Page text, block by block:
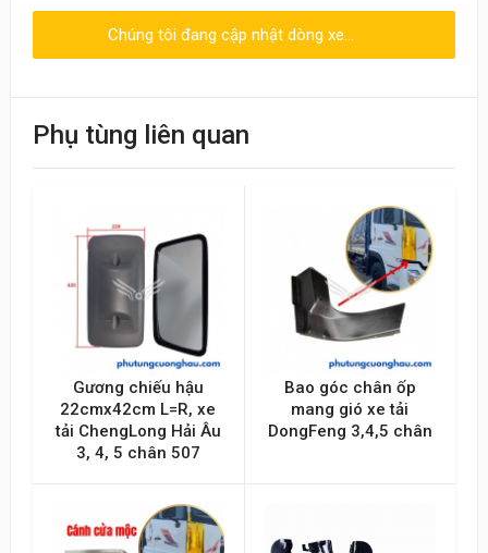
Viết đánh giá
Điểm đánh giá
Emai hoặc Số điện thoại
Chúng tôi đang cập nhật dòng xe...
Phụ tùng liên quan
Gương chiếu hậu
22cmx42cm L=R, xe
tải ChengLong Hải Âu
3, 4, 5 chân 507
Bao góc chân ốp
mang gió xe tải
DongFeng 3,4,5 chân